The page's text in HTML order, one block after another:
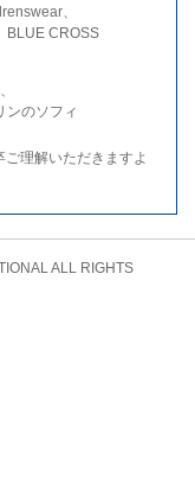
、
BLUE CROSS
ンのソフィ
理解いただきますよ